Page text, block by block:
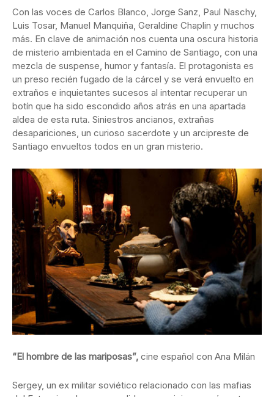
Con las voces de Carlos Blanco, Jorge Sanz, Paul Naschy,
Luis Tosar, Manuel Manquiña, Geraldine Chaplin y muchos
más. En clave de animación nos cuenta una oscura historia
de misterio ambientada en el Camino de Santiago, con una
mezcla de suspense, humor y fantasía. El protagonista es
un preso recién fugado de la cárcel y se verá envuelto en
extraños e inquietantes sucesos al intentar recuperar un
botín que ha sido escondido años atrás en una apartada
aldea de esta ruta. Siniestros ancianos, extrañas
desapariciones, un curioso sacerdote y un arcipreste de
Santiago envueltos todos en un gran misterio.
“El hombre de las mariposas”, cine español con Ana Milán
Sergey, un ex militar soviético relacionado con las mafias